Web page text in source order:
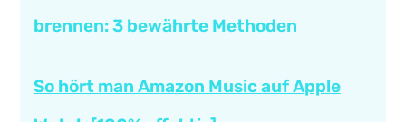
brennen: 3 bewährte Methoden
So hört man Amazon Music auf Apple